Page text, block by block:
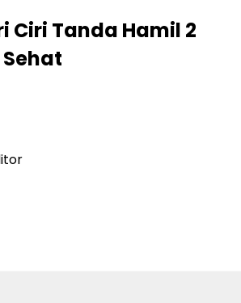
Ciri Tanda Hamil 2